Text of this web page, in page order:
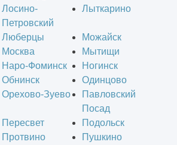
Лосино-
Петровский
Лыткарино
Люберцы
Можайск
Москва
Мытищи
Наро-Фоминск
Ногинск
Обнинск
Одинцово
Орехово-Зуево
Павловский
Посад
Пересвет
Подольск
Протвино
Пушкино